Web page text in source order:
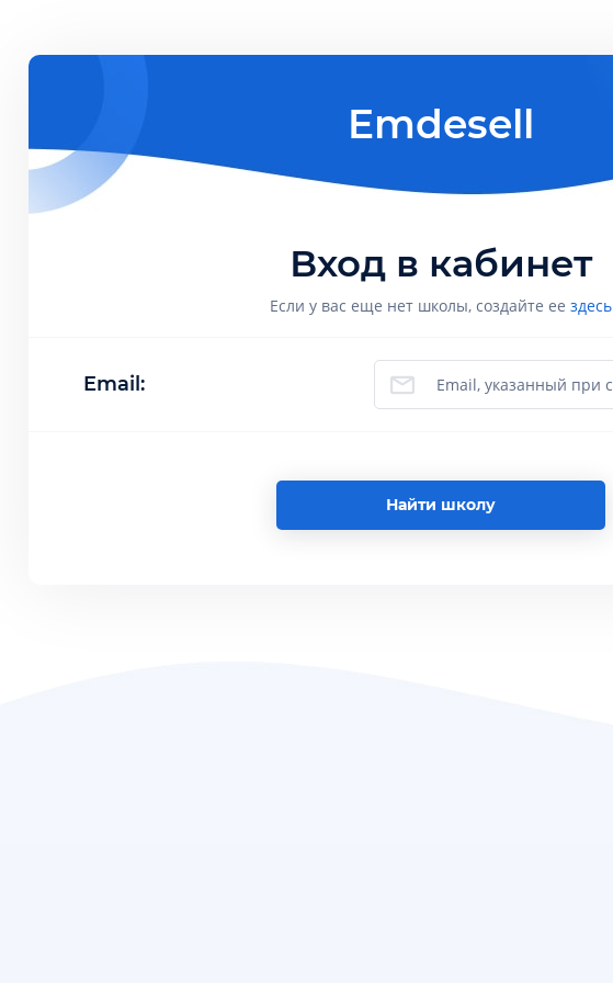
Вход в кабинет
Если у вас еще нет школы, создайте ее здесь
Email:
Найти школу